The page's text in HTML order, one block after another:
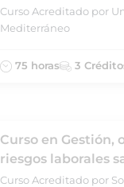
Curso Acreditado por
Mediterráneo
75 horas 3
Curso en Gestión,
riesgos laborales
Curso Acreditado por